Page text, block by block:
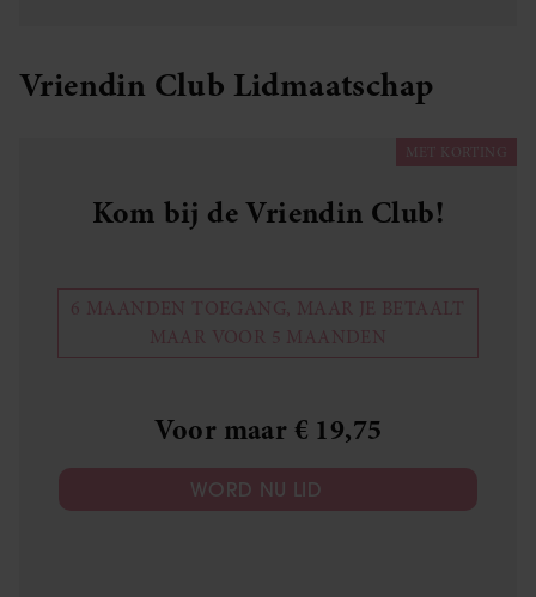
Vriendin Club Lidmaatschap
MET KORTING
Kom bij de Vriendin Club!
6 MAANDEN TOEGANG, MAAR JE BETAALT
MAAR VOOR 5 MAANDEN
Voor maar € 19,75
WORD NU LID